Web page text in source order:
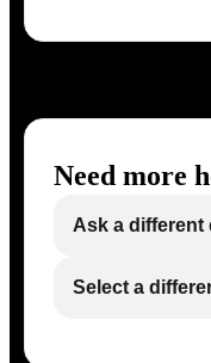
Need more
Ask a different
Select a